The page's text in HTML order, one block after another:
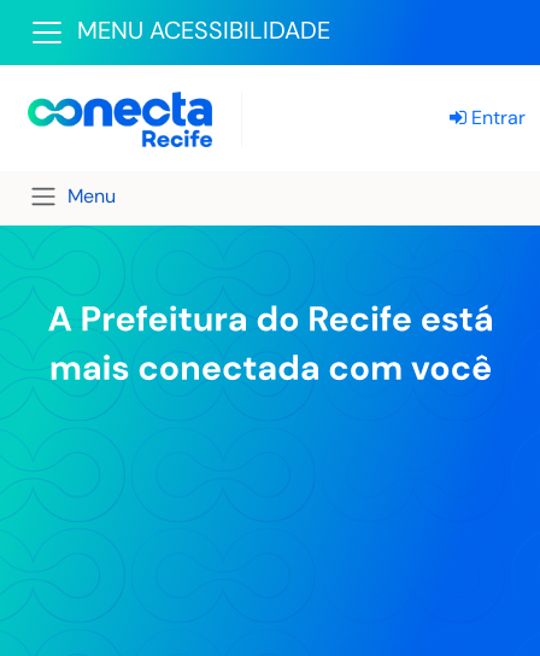
MENU ACESSIBILIDADE
Entrar
Menu